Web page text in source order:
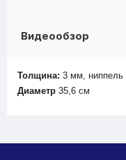
Видеообзор
Толщина: 3 мм, ниппель
Диаметр 35,6 см